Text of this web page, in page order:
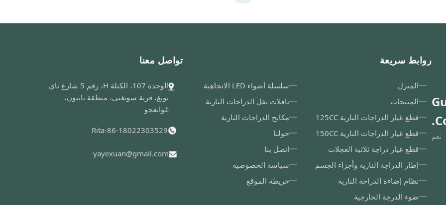
نعم
روابط سريعة
المنزل
المنتجات
قطع غيار الدراجات النارية 125CC
قطع غيار الدراجات النارية 150CC
قطع غيار دراجة ثلاثية العجلات
إطار الدراجة النارية وأجزاء الجسم
نظام إضاءة الدراجة النارية
ضوء الدرجة الخارجية
سلسلة أضواء LED الاتجاهية
ناقلات نقل الدراجات النارية
مكابح الدراجات النارية
حولنا
اتصل بنا
سياسة الخصوصية
خريطة الموقع
تواصل معنا
الوحدة 107، الكتلة H، رقم 5 شارع تاي
تونغ، قرية سونغبي، منطقة باييون،
غوانغجو
Rita-86-18022303529
yayexuan@gmail.com